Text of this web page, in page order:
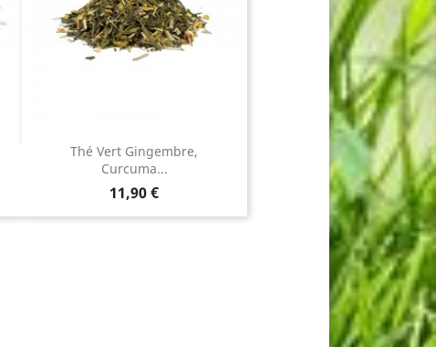
Thé Vert Gingembre,
Curcuma...
Prix
11,90 €